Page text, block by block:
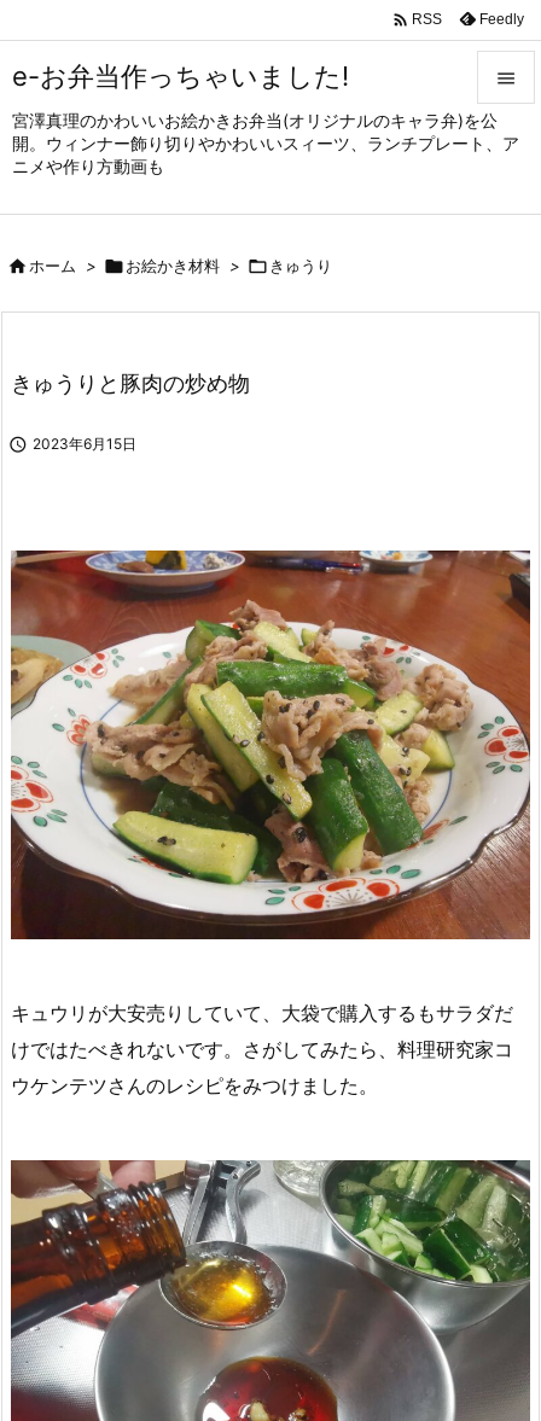
e-お弁当作っちゃいました!
宮澤真理のかわいいお絵かきお弁当(オリジナルのキャラ弁)を公
開。ウィンナー飾り切りやかわいいスィーツ、ランチプレート、ア
ニメや作り方動画も


メニュ
サイド

 RSS Feedly
ホーム > お絵かき材料 >  きゅうり
きゅうりと豚肉の炒め物
 2023年6月15日
キュウリが大安売りしていて、大袋で購入するもサラダだ
けではたべきれないです。さがしてみたら、料理研究家コ
ウケンテツさんのレシピをみつけました。